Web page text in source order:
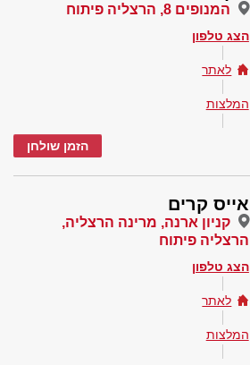
המנופים 8, הרצליה פיתוח
הצג טלפון
לאתר
המלצות
הזמן שולחן
אייס קרים
קניון ארנה, מרינה הרצליה,
הרצליה פיתוח
הצג טלפון
לאתר
המלצות